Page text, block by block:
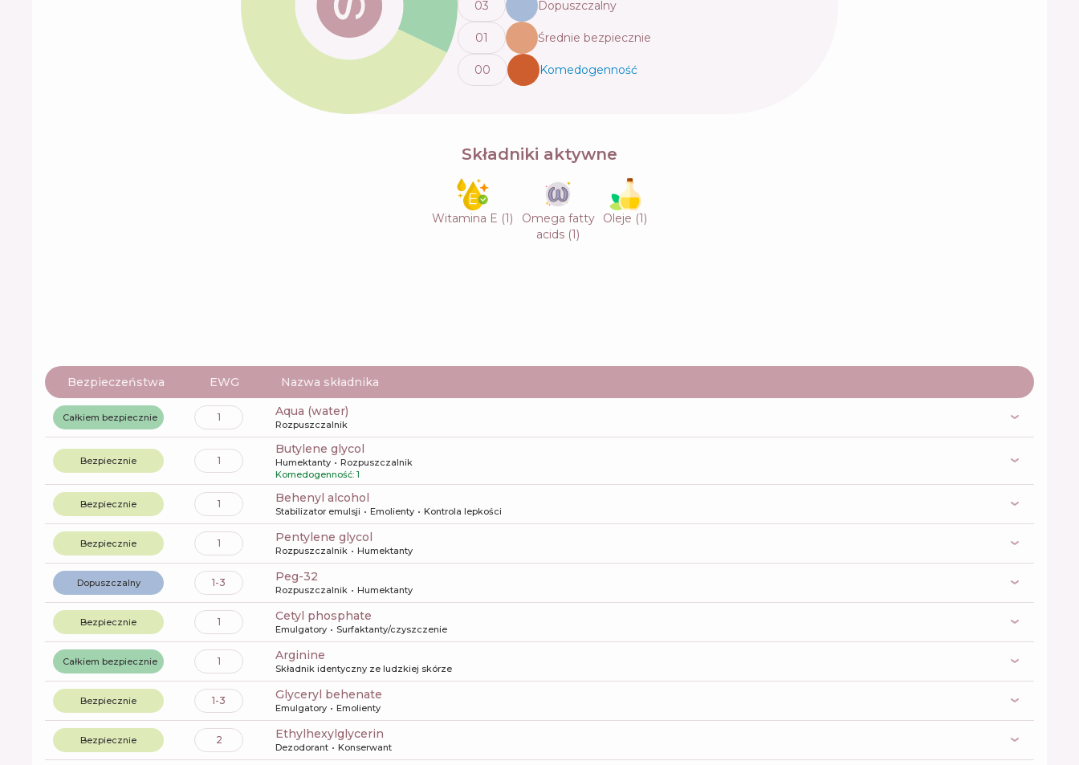
03 Dopuszczalny
01 Średnie bezpiecznie
00 Komedogenność
Składniki aktywne
Witamina E (1)
Omega fatty
acids (1)
Oleje (1)
Bezpieczeństwa EWG Nazwa składnika
Całkiem bezpiecznie 1 aqua (water)
Rozpuszczalnik
Bezpiecznie 1
butylene glycol
Humektanty
Rozpuszczalnik
Komedogenność: 1
Bezpiecznie 1 behenyl alcohol
Stabilizator emulsji Emolienty Kontrola lepkości
Bezpiecznie 1 pentylene glycol
Rozpuszczalnik Humektanty
Dopuszczalny 1-3 peg-32
Rozpuszczalnik Humektanty
Bezpiecznie 1 cetyl phosphate
Emulgatory Surfaktanty/czyszczenie
Całkiem bezpiecznie 1 arginine
Składnik identyczny ze ludzkiej skórze
Bezpiecznie 1-3 glyceryl behenate
Emulgatory Emolienty
Bezpiecznie 2 ethylhexylglycerin
Dezodorant Konserwant